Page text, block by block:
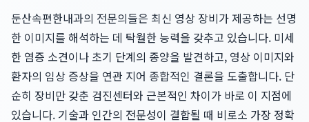
둔산속편한내과의 전문의들은 최신 영상 장비가 제공하는 선명
한 이미지를 해석하는 데 탁월한 능력을 갖추고 있습니다. 미세
한 염증 소견이나 초기 단계의 종양을 발견하고, 영상 이미지와
환자의 임상 증상을 연관 지어 종합적인 결론을 도출합니다. 단
순히 장비만 갖춘 검진센터와 근본적인 차이가 바로 이 지점에
있습니다. 기술과 인간의 전문성이 결합될 때 비로소 가장 정확